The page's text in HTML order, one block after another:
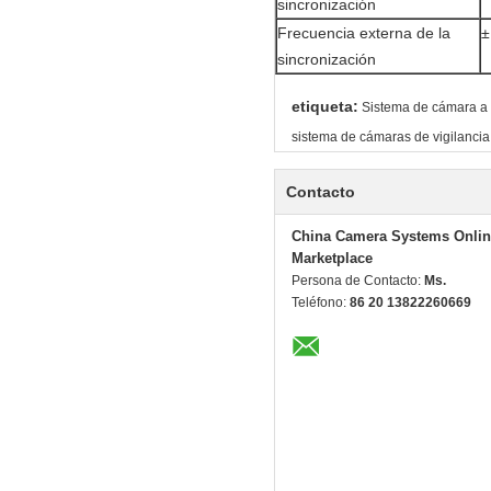
sincronización
Frecuencia externa de la
sincronización
etiqueta: Sistema de cámara
sistema de cámaras de
Contacto
China Camera Systems
Marketplace
Persona de Contacto: Ms.
Teléfono: 86 20 13822260669